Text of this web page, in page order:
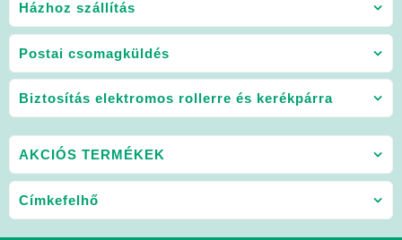
Házhoz szállítás
Postai csomagküldés
Biztosítás elektromos rollerre és kerékpárra
AKCIÓS TERMÉKEK
Címkefelhő